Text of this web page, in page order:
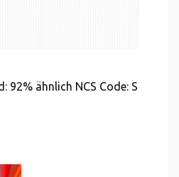
92% ähnlich NCS Code: S